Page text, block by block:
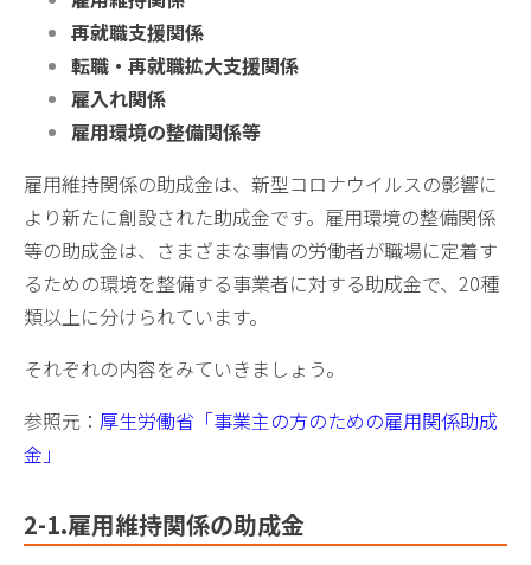
再就職支援関係
転職・再就職拡大支援関係
雇入れ関係
雇用環境の整備関係等
雇用維持関係の助成金は、新型コロナウイルスの影響に
より新たに創設された助成金です。雇用環境の整備関係
等の助成金は、さまざまな事情の労働者が職場に定着す
るための環境を整備する事業者に対する助成金で、20種
類以上に分けられています。
それぞれの内容をみていきましょう。
参照元： 厚生労働省「事業主の方のための雇用関係助成
金」
2-1.雇用維持関係の助成金